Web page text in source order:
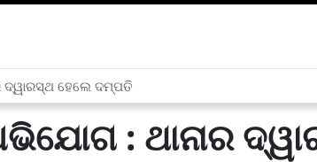
ହେଲେ ଦମ୍ପତି
: ଥାନାର